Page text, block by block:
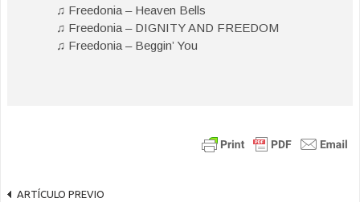
♫ Freedonia – Heaven Bells
♫ Freedonia – DIGNITY AND FREEDOM
♫ Freedonia – Beggin’ You
ARTÍCULO PREVIO